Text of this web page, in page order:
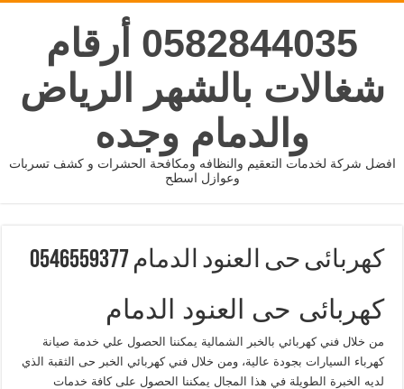
0582844035 أرقام
شغالات بالشهر الرياض
والدمام وجده
افضل شركة لخدمات التعقيم والنظافه ومكافحة الحشرات و كشف تسربات
وعوازل اسطح
كهربائى حى العنود الدمام 0546559377
كهربائى حى العنود الدمام
من خلال فني كهربائي بالخبر الشمالية يمكننا الحصول علي خدمة صيانة
كهرباء السيارات بجودة عالية، ومن خلال فني كهربائي الخبر حى الثقبة الذي
لديه الخبرة الطويلة في هذا المجال يمكننا الحصول على كافة خدمات